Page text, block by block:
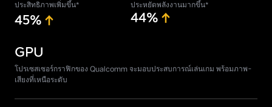
ประสิทธิภาพเพิ่มขึ้น*
45%
ประหยัดพลังงานมากขึ้น*
44%
GPU
โปรเซสเซอร์กราฟิกของ Qualcomm จะมอบประสบการณ์เล่นเกม พร้อมภาพ-
เสียงที่เหนือระดับ